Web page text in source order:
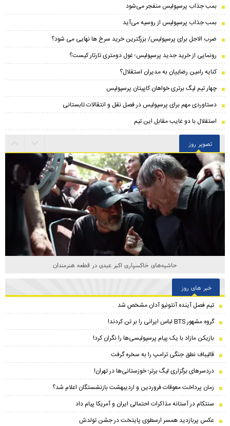
بمب جذاب پرسپولیس منفجر می‌شود
بمب جذاب پرسپولیس از روسیه می‌آید
ضرب الاجل برای پرسپولیس/ بزرگترین خرید سرخ ها نهایی می شود؟
رونمایی از خرید جدید پرسپولیس؛ غول دومتری تارتار کیست؟
کنایه رامین رضاییان به مدیران استقلال؟
چهار تیم لیگ برتری خواهان کاپیتان پرسپولیس
دستاوردی مهم برای پرسپولیس در فصل نقل و انتقالات تابستانی
استقلال با دو غایب مقابل این تیم
تصویر روز
حاشیه‌های خاکسپاری اکبر عبدی در قطعه هنرمندان
خبر های روز
تیم فصل آینده آنتونیو آدان مشخص شد
گروه مشهور BTS لباس ایرانی را بر تن کردند!
بازیکن مازاد با یک پیام پرسپولیسی‌ها را نگران کرد!
قالیباف نطق جنگی ترامپ را به سخره گرفت
دردسرهای برگزاری لیگ برتر؛ خوزستانی‌ها در تهران!
زمان پرداخت معوقات فروردین و اردیبهشت بازنشستگان اعلام شد؟
سنتکام در آستانه مذاکرات احتمالی ایران و آمریکا پیام داد
عکس پربازدید همسر ارسطوی پایتخت در جشن تولدش